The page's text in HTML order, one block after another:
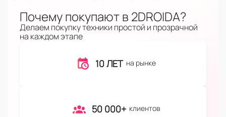
Почему покупают в 2DROIDA?
Делаем покупку техники простой и прозрачной
на каждом этапе
10 ЛЕТ на рынке
50 000+ клиентов